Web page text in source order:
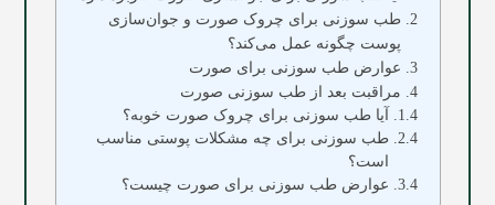
طب سوزنی برای چروک صورت و جوان‌سازی
پوست چگونه عمل می‌کند؟
عوارض طب سوزنی برای صورت
مراقبت بعد از طب سوزنی صورت
آیا طب سوزنی برای چروک صورت خوبه؟
طب سوزنی برای چه مشکلات پوستی مناسب
است؟
عوارض طب سوزنی برای صورت چیست؟